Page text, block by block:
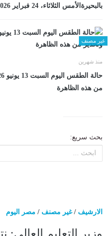
بالبحيرةالأمس الثلاثاء، 24 فبراير 2026 09:06 مـ
غير مصنف
منذ شهرين
من هذه الظاهرة
بحث سريع:
الارشيف /غير مصنف / مصر اليوم